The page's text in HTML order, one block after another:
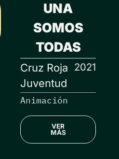
UNA
SOMOS
TODAS
Cruz Roja
Juventud
2021
Animación
VER
MÁS